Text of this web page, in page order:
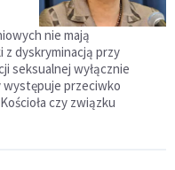
nie mają
dyskryminacją przy
seksualnej wyłącznie
występuje przeciwko
czy związku